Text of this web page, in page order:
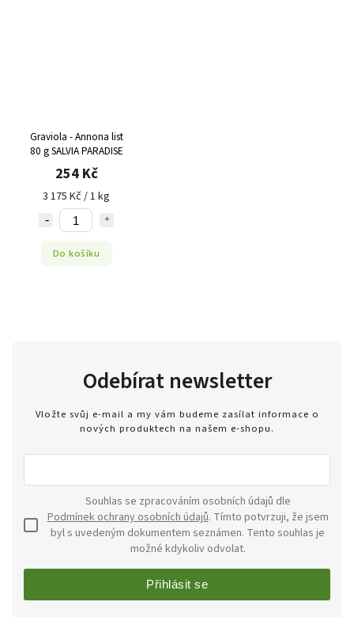
Graviola - Annona list
80 g SALVIA PARADISE
254 Kč
3 175 Kč / 1 kg
Do košíku
Odebírat newsletter
Vložte svůj e-mail a my vám budeme zasílat informace o
nových produktech na našem e-shopu.
Podmínek ochrany osobních údajů. Tímto potvrzuji, že jsem
byl s uvedeným dokumentem seznámen. Tento souhlas je
možné kdykoliv odvolat.
Přihlásit se